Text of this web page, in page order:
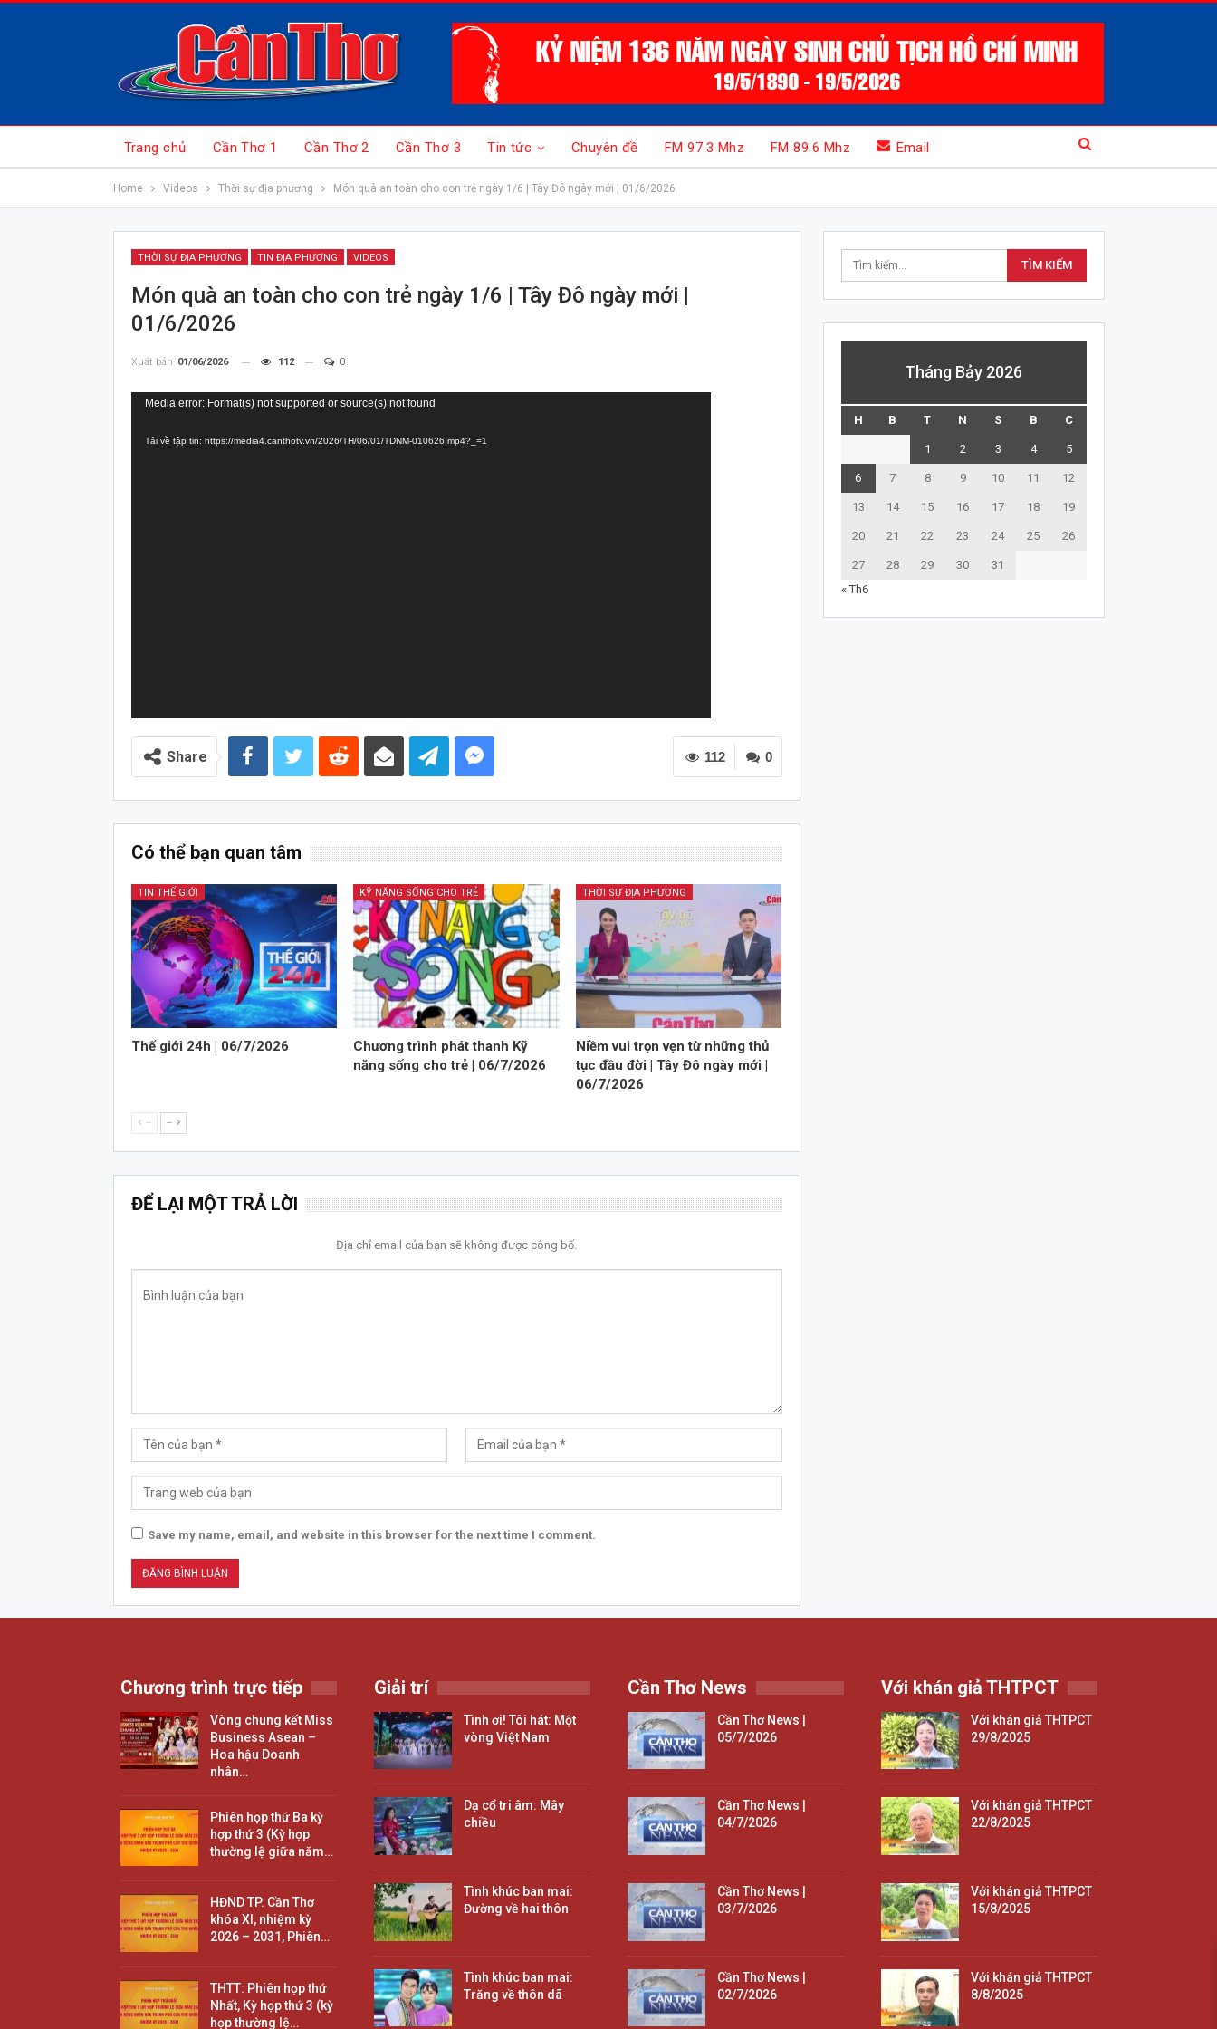
Trang chủ Cần Thơ 1 Cần Thơ 2 Cần Thơ 3 Tin tức Chuyên đề FM 97.3 Mhz FM 89.6 Mhz Email
Home Videos Thời sự địa phương Món quà an toàn cho con trẻ ngày 1/6 | Tây Đô ngày mới | 01/6/2026
THỜI SỰ ĐỊA PHƯƠNG TIN ĐỊA PHƯƠNG VIDEOS
Món quà an toàn cho con trẻ ngày 1/6 | Tây Đô ngày mới |
01/6/2026
Xuất bản 01/06/2026 112 0
Trình
Video
Media error: Format(s) not supported or source(s) not found
Tải về tập tin: https://media4.canthotv.vn/2026/TH/06/01/TDNM-010626.mp4?_=1
0
112
Share
Có thể bạn quan tâm
TIN THẾ GIỚI
Thế giới 24h | 06/7/2026
KỸ NĂNG SỐNG CHO TRẺ
Chương trình phát thanh Kỹ
năng sống cho trẻ | 06/7/2026
THỜI SỰ ĐỊA PHƯƠNG
Niềm vui trọn vẹn từ những thủ
tục đầu đời | Tây Đô ngày mới |
06/7/2026
-- --
ĐỂ LẠI MỘT TRẢ LỜI
Địa chỉ email của bạn sẽ không được công bố.
Save my name, email, and website in this browser for the next time I comment.
Tháng Bảy 2026
H B T N S B C
1 2 3 4 5
6 7 8 9 10 11 12
13 14 15 16 17 18 19
20 21 22 23 24 25 26
27 28 29 30
31
« Th6
Chương trình trực tiếp
Vòng chung kết Miss
Business Asean –
Hoa hậu Doanh
nhân…
Phiên họp thứ Ba kỳ
hợp thứ 3 (Kỳ hợp
thường lệ giữa năm…
HĐND TP. Cần Thơ
khóa XI, nhiệm kỳ
2026 – 2031, Phiên…
THTT: Phiên họp thứ
Nhất, Kỳ họp thứ 3 (kỳ
họp thường lệ…
Giải trí
Tình ơi! Tôi hát: Một
vòng Việt Nam
Dạ cổ tri âm: Mây
chiều
Tình khúc ban mai:
Đường về hai thôn
Tình khúc ban mai:
Trăng về thôn dã
Cần Thơ News
Cần Thơ News |
05/7/2026
Cần Thơ News |
04/7/2026
Cần Thơ News |
03/7/2026
Cần Thơ News |
02/7/2026
Với khán giả THTPCT
Với khán giả THTPCT
29/8/2025
Với khán giả THTPCT
22/8/2025
Với khán giả THTPCT
15/8/2025
Với khán giả THTPCT
8/8/2025